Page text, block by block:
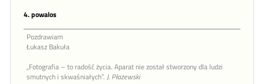
4. powalos
Pozdrawiam
Łukasz Bakuła
„Fotografia – to radość życia. Aparat nie został stworzony dla ludzi
smutnych i skwaśniałych”. J. Płażewski